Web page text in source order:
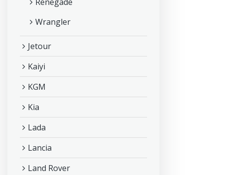
Wrangler
Jetour
Kaiyi
KGM
Kia
Lada
Lancia
Land Rover